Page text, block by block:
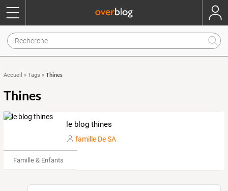
Accueil » Tags » Thines
Thines
le blog thines
famille De SA
Famille & Enfants